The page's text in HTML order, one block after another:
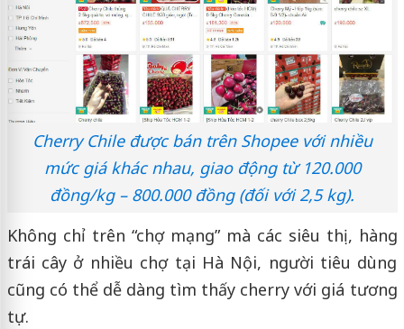
Cherry Chile được bán trên Shopee với nhiều
mức giá khác nhau, giao động từ 120.000
đồng/kg – 800.000 đồng (đối với 2,5 kg).
Không chỉ trên “chợ mạng” mà các siêu thị, hàng
trái cây ở nhiều chợ tại Hà Nội, người tiêu dùng
cũng có thể dễ dàng tìm thấy cherry với giá tương
tự.